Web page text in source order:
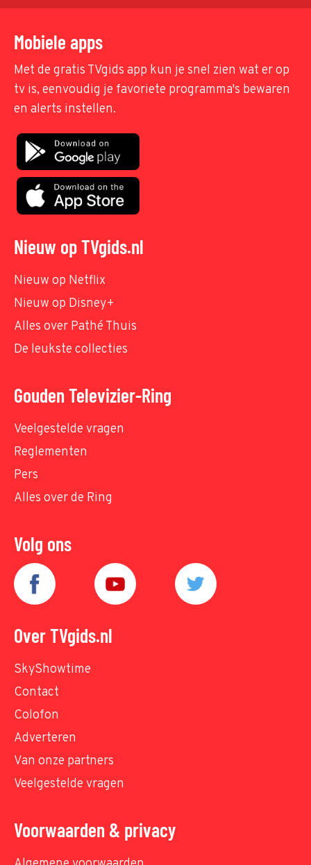
Mobiele apps
Met de gratis TVgids app kun je snel zien wat er op
tv is, eenvoudig je favoriete programma's bewaren
en alerts instellen.
Nieuw op TVgids.nl
Nieuw op Netflix
Nieuw op Disney+
Alles over Pathé Thuis
De leukste collecties
Gouden Televizier-Ring
Veelgestelde vragen
Reglementen
Pers
Alles over de Ring
Volg ons
Over TVgids.nl
SkyShowtime
Contact
Colofon
Adverteren
Van onze partners
Veelgestelde vragen
Voorwaarden & privacy